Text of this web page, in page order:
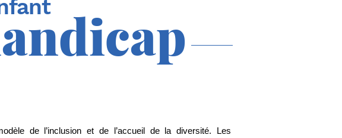
de l’inclusion et de l’accueil de la diversité. Les